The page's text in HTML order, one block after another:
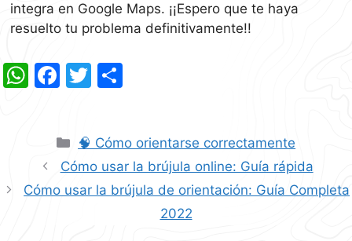
integra en Google Maps. ¡¡Espero que te haya
resuelto tu problema definitivamente!!
W
A
p
F
e
b
o
T
er p
ar
tir
Categorías
🧠 Cómo orientarse correctamente
Cómo usar la brújula online: Guía rápida
Cómo usar la brújula de orientación: Guía Completa
2022